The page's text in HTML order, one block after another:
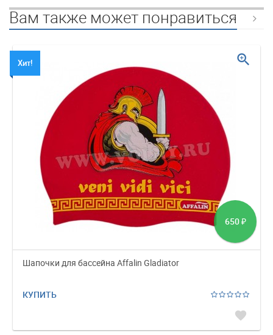
Вам также может понравиться
Хит!
650 ₽
Шапочки для бассейна Affalin Gladiator
КУПИТЬ
favorite
zoom_in